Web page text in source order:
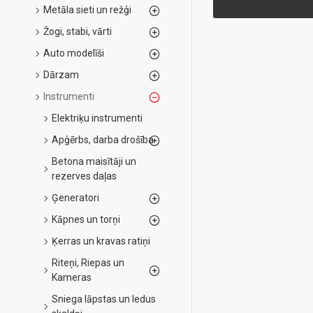
Metāla sieti un režģi
Žogi, stabi, vārti
Auto modelīši
Dārzam
Instrumenti
Elektriķu instrumenti
Apģērbs, darba drošība
Betona maisītāji un
rezerves daļas
Ģeneratori
Kāpnes un torņi
Ķerras un kravas ratiņi
Riteņi, Riepas un
Kameras
Sniega lāpstas un ledus